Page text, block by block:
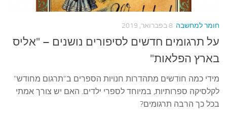
עצות סבתא
סבתא מספרת
נווה הבלוגים
קשר משפחתי
כתבו אלינו
חומר למחשבה 8 בפברואר, 2019
על תרגומים חדשים לסיפורים נושנים – "אליס
בארץ הפלאות"
מידי כמה חודשים מתהדרות חנויות הספרים ב"תרגום מחודש"
לקלסיקה ספרותיות, במיוחד לספרי ילדים. האם יש צורך אמתי
בכל כך הרבה תרגומים?